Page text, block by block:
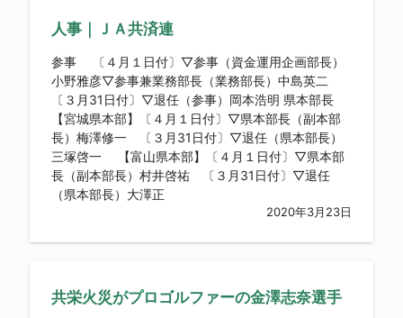
人事｜ＪＡ共済連
参事 〔４月１日付〕▽参事（資金運用企画部長）
小野雅彦▽参事兼業務部長（業務部長）中島英二
〔３月31日付〕▽退任（参事）岡本浩明 県本部長
【宮城県本部】〔４月１日付〕▽県本部長（副本部
長）梅澤修一 〔３月31日付〕▽退任（県本部長）
三塚啓一 【富山県本部】〔４月１日付〕▽県本部
長（副本部長）村井啓祐 〔３月31日付〕▽退任
（県本部長）大澤正
2020年3月23日
共栄火災がプロゴルファーの金澤志奈選手